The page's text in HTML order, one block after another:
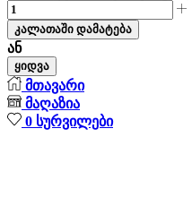
კალათაში დამატება
ან
ყიდვა
მთავარი
მაღაზია
0 სურვილები